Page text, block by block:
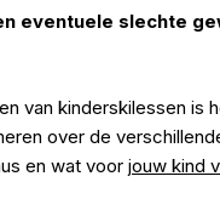
eventuele slechte
van kinderskilessen is
over de
en wat voor jouw kind